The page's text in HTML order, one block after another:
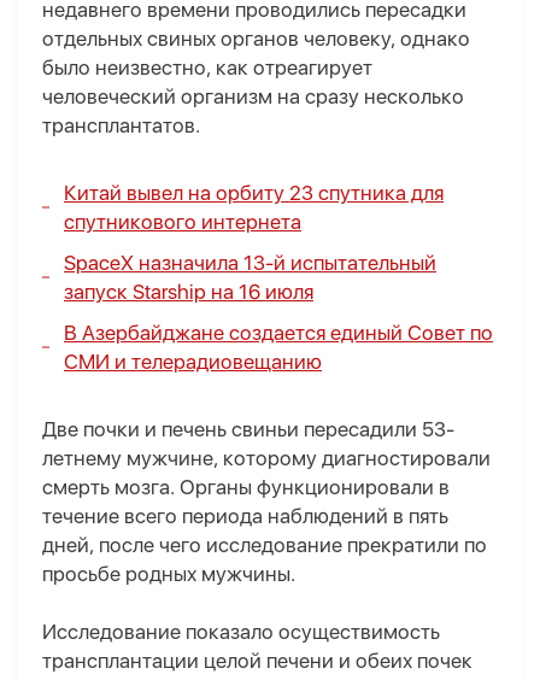
недавнего времени проводились пересадки
отдельных свиных органов человеку, однако
было неизвестно, как отреагирует
человеческий организм на сразу несколько
трансплантатов.
Китай вывел на орбиту 23 спутника для
спутникового интернета
SpaceX назначила 13-й испытательный
запуск Starship на 16 июля
В Азербайджане создается единый Совет по
СМИ и телерадиовещанию
Две почки и печень свиньи пересадили 53-
летнему мужчине, которому диагностировали
смерть мозга. Органы функционировали в
течение всего периода наблюдений в пять
дней, после чего исследование прекратили по
просьбе родных мужчины.
Исследование показало осуществимость
трансплантации целой печени и обеих почек